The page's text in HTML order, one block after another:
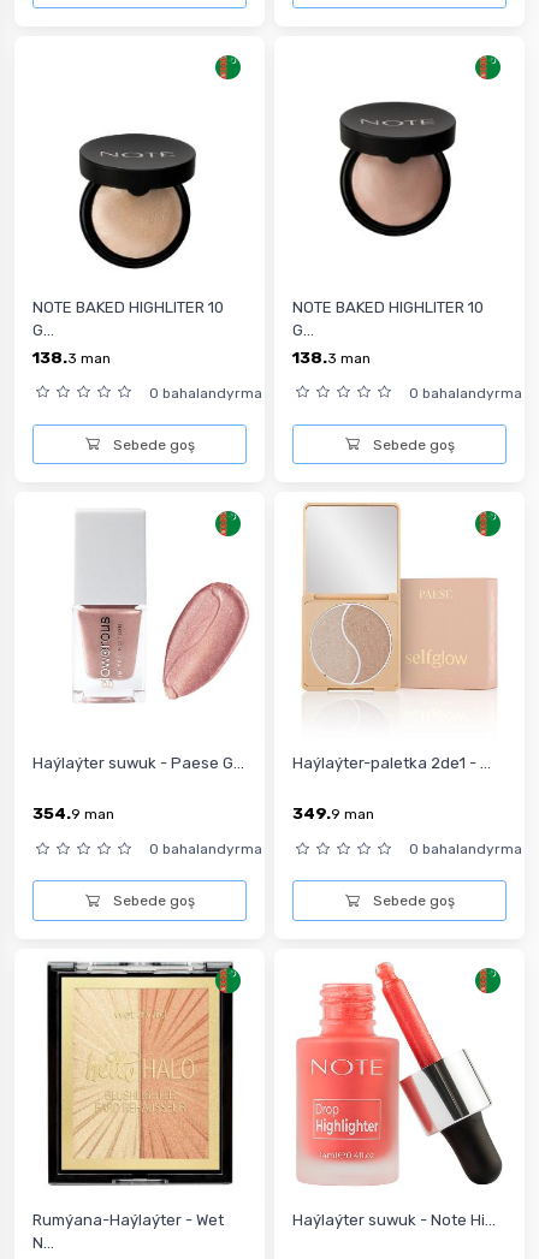
NOTE BAKED HIGHLITER 10
G...
138.3 man
0 bahalandyrma
Sebede goş
NOTE BAKED HIGHLITER 10
G...
138.3 man
0 bahalandyrma
Sebede goş
Haýlaýter suwuk - Paese G...
354.9 man
0 bahalandyrma
Sebede goş
Haýlaýter-paletka 2de1 - ...
349.9 man
0 bahalandyrma
Sebede goş
Rumýana-Haýlaýter - Wet
N...
Haýlaýter suwuk - Note Hi...